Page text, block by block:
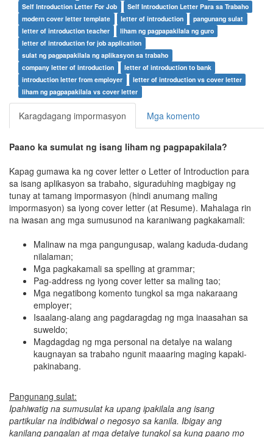
Self Introduction Letter For Job
Self Introduction Letter Para sa Trabaho
modern cover letter template
letter of introduction
pangunang sulat
letter of introduction teacher
liham ng pagpapakilala ng guro
letter of introduction for job application
sulat ng pagpapakilala ng aplikasyon sa trabaho
company letter of introduction
letter of introduction to bank
introduction letter from employer
letter of introduction vs cover letter
liham ng pagpapakilala vs cover letter
Karagdagang impormasyon Mga komento
Paano ka sumulat ng isang liham ng pagpapakilala?
Kapag gumawa ka ng cover letter o Letter of Introduction para
sa isang aplikasyon sa trabaho, siguraduhing magbigay ng
tunay at tamang impormasyon (hindi anumang maling
impormasyon) sa iyong cover letter (at Resume). Mahalaga rin
na iwasan ang mga sumusunod na karaniwang pagkakamali:
Malinaw na mga pangungusap, walang kaduda-dudang
nilalaman;
Mga pagkakamali sa spelling at grammar;
Pag-address ng iyong cover letter sa maling tao;
Mga negatibong komento tungkol sa mga nakaraang
employer;
Isaalang-alang ang pagdaragdag ng mga inaasahan sa
suweldo;
Magdagdag ng mga personal na detalye na walang
kaugnayan sa trabaho ngunit maaaring maging kapaki-
pakinabang.
Pangunang sulat:
Ipahiwatig na sumusulat ka upang ipakilala ang isang
partikular na indibidwal o negosyo sa kanila. Ibigay ang
kanilang pangalan at mga detalye tungkol sa kung paano mo